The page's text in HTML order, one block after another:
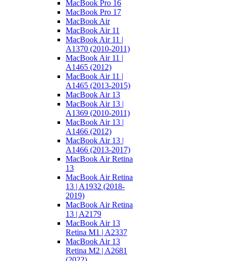
MacBook Pro 16
MacBook Pro 17
MacBook Air
MacBook Air 11
MacBook Air 11 |
A1370 (2010-2011)
MacBook Air 11 |
A1465 (2012)
MacBook Air 11 |
A1465 (2013-2015)
MacBook Air 13
MacBook Air 13 |
A1369 (2010-2011)
MacBook Air 13 |
A1466 (2012)
MacBook Air 13 |
A1466 (2013-2017)
MacBook Air Retina
13
MacBook Air Retina
13 | A1932 (2018-
2019)
MacBook Air Retina
13 | A2179
MacBook Air 13
Retina M1 | A2337
MacBook Air 13
Retina M2 | A2681